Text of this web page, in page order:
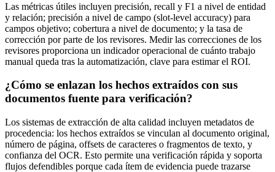
Las métricas útiles incluyen precisión, recall y F1 a nivel de entidad
y relación; precisión a nivel de campo (slot-level accuracy) para
campos objetivo; cobertura a nivel de documento; y la tasa de
corrección por parte de los revisores. Medir las correcciones de los
revisores proporciona un indicador operacional de cuánto trabajo
manual queda tras la automatización, clave para estimar el ROI.
¿Cómo se enlazan los hechos extraídos con sus
documentos fuente para verificación?
Los sistemas de extracción de alta calidad incluyen metadatos de
procedencia: los hechos extraídos se vinculan al documento original,
número de página, offsets de caracteres o fragmentos de texto, y
confianza del OCR. Esto permite una verificación rápida y soporta
flujos defendibles porque cada ítem de evidencia puede trazarse